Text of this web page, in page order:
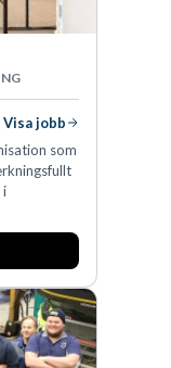
Visa jobb
som
i